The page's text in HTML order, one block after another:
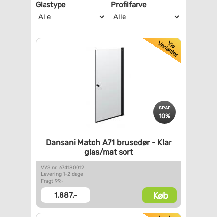
Glastype Profilfarve
SPAR
10%
Dansani Match A71 brusedør -Klar
glas/mat sort
VVS nr. 674180012
Levering 1-2 dage
Fragt 99,-
1.887,- Køb